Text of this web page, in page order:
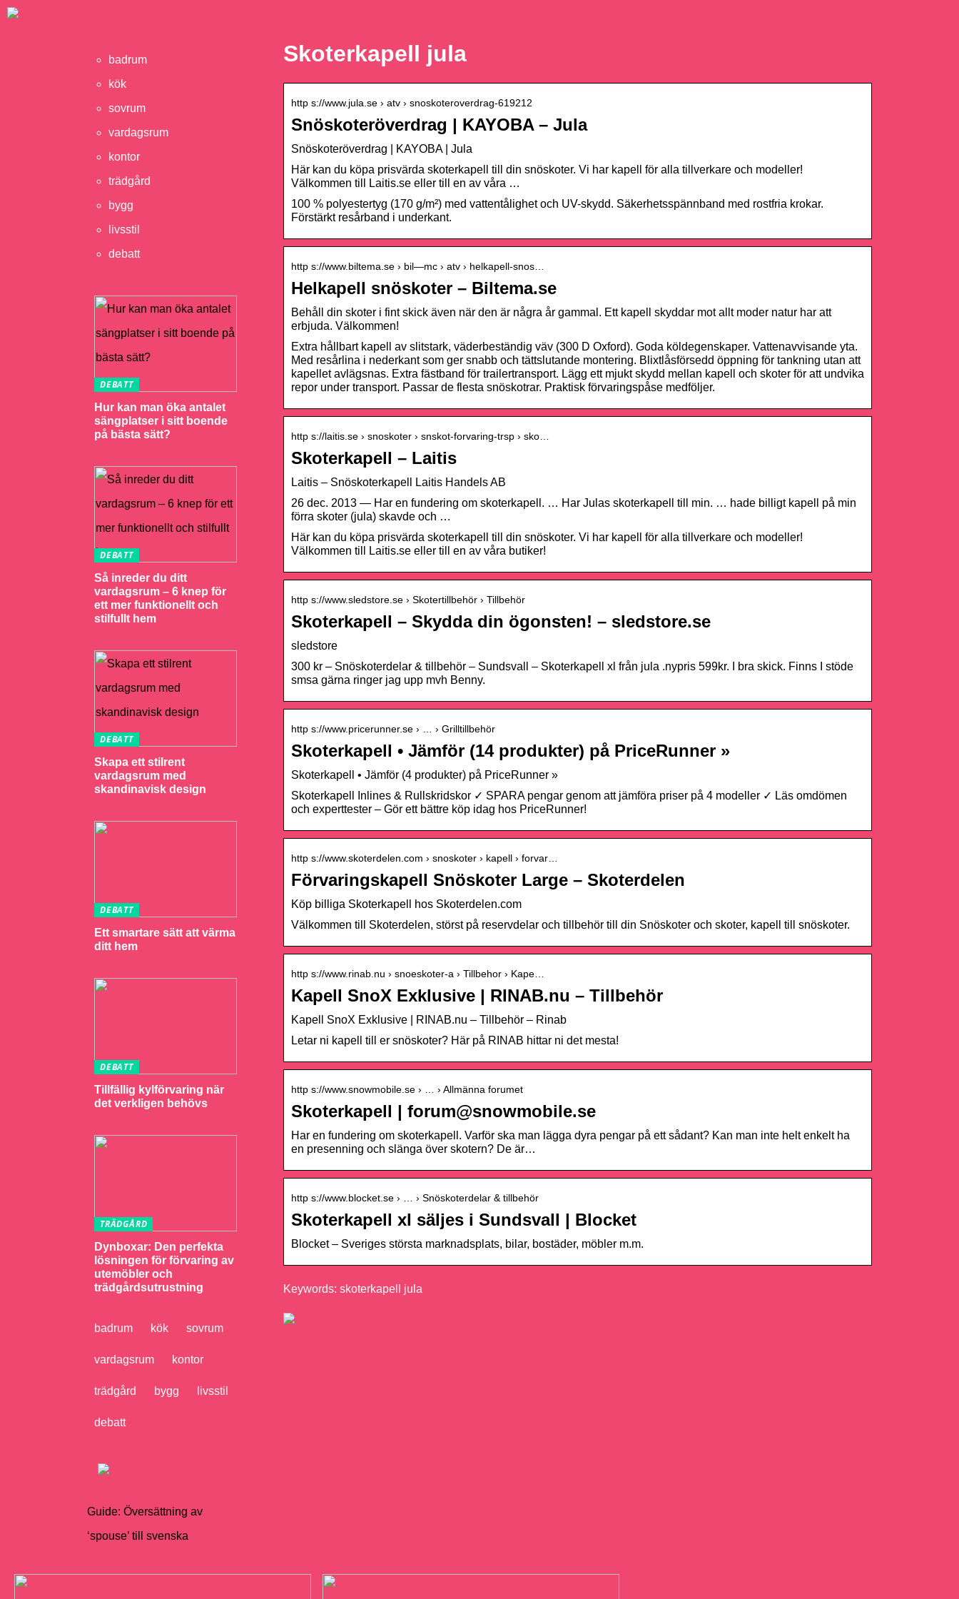
Skoterkapell jula
http s://www.jula.se › atv › snoskoteroverdrag-619212
Snöskoteröverdrag | KAYOBA – Jula
Snöskoteröverdrag | KAYOBA | Jula
Här kan du köpa prisvärda skoterkapell till din snöskoter. Vi har kapell för alla tillverkare och modeller!
Välkommen till Laitis.se eller till en av våra …
100 % polyestertyg (170 g/m²) med vattentålighet och UV-skydd. Säkerhetsspännband med rostfria krokar.
Förstärkt resårband i underkant.
http s://www.biltema.se › bil—mc › atv › helkapell-snos…
Helkapell snöskoter – Biltema.se
Behåll din skoter i fint skick även när den är några år gammal. Ett kapell skyddar mot allt moder natur har att
erbjuda. Välkommen!
Extra hållbart kapell av slitstark, väderbeständig väv (300 D Oxford). Goda köldegenskaper. Vattenavvisande yta.
Med resårlina i nederkant som ger snabb och tättslutande montering. Blixtlåsförsedd öppning för tankning utan att
kapellet avlägsnas. Extra fästband för trailertransport. Lägg ett mjukt skydd mellan kapell och skoter för att undvika
repor under transport. Passar de flesta snöskotrar. Praktisk förvaringspåse medföljer.
http s://laitis.se › snoskoter › snskot-forvaring-trsp › sko…
Skoterkapell – Laitis
Laitis – Snöskoterkapell Laitis Handels AB
26 dec. 2013 — Har en fundering om skoterkapell. … Har Julas skoterkapell till min. … hade billigt kapell på min
förra skoter (jula) skavde och …
Här kan du köpa prisvärda skoterkapell till din snöskoter. Vi har kapell för alla tillverkare och modeller!
Välkommen till Laitis.se eller till en av våra butiker!
http s://www.sledstore.se › Skotertillbehör › Tillbehör
Skoterkapell – Skydda din ögonsten! – sledstore.se
sledstore
300 kr – Snöskoterdelar & tillbehör – Sundsvall – Skoterkapell xl från jula .nypris 599kr. I bra skick. Finns I stöde
smsa gärna ringer jag upp mvh Benny.
http s://www.pricerunner.se › … › Grilltillbehör
Skoterkapell • Jämför (14 produkter) på PriceRunner »
Skoterkapell • Jämför (4 produkter) på PriceRunner »
Skoterkapell Inlines & Rullskridskor ✓ SPARA pengar genom att jämföra priser på 4 modeller ✓ Läs omdömen
och experttester – Gör ett bättre köp idag hos PriceRunner!
http s://www.skoterdelen.com › snoskoter › kapell › forvar…
Förvaringskapell Snöskoter Large – Skoterdelen
Köp billiga Skoterkapell hos Skoterdelen.com
Välkommen till Skoterdelen, störst på reservdelar och tillbehör till din Snöskoter och skoter, kapell till snöskoter.
http s://www.rinab.nu › snoeskoter-a › Tillbehor › Kape…
Kapell SnoX Exklusive | RINAB.nu – Tillbehör
Kapell SnoX Exklusive | RINAB.nu – Tillbehör – Rinab
Letar ni kapell till er snöskoter? Här på RINAB hittar ni det mesta!
http s://www.snowmobile.se › … › Allmänna forumet
Skoterkapell | forum@snowmobile.se
Har en fundering om skoterkapell. Varför ska man lägga dyra pengar på ett sådant? Kan man inte helt enkelt ha
en presenning och slänga över skotern? De är…
http s://www.blocket.se › … › Snöskoterdelar & tillbehör
Skoterkapell xl säljes i Sundsvall | Blocket
Blocket – Sveriges största marknadsplats, bilar, bostäder, möbler m.m.
Keywords: skoterkapell jula
badrum
kök
sovrum
vardagsrum
kontor
trädgård
bygg
livsstil
debatt
DEBATT
Hur kan man öka antalet
sängplatser i sitt boende
på bästa sätt?
DEBATT
Så inreder du ditt
vardagsrum – 6 knep för
ett mer funktionellt och
stilfullt hem
DEBATT
Skapa ett stilrent
vardagsrum med
skandinavisk design
DEBATT
Ett smartare sätt att värma
ditt hem
DEBATT
Tillfällig kylförvaring när
det verkligen behövs
TRÄDGÅRD
Dynboxar: Den perfekta
lösningen för förvaring av
utemöbler och
trädgårdsutrustning
badrum kök sovrum
vardagsrum kontor
trädgård bygg livsstil
debatt
Guide: Översättning av
‘spouse’ till svenska